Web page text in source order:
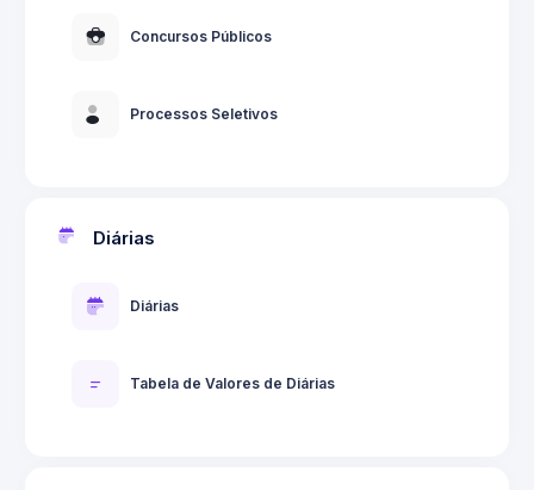
Concursos Públicos
Processos Seletivos
Diárias
Diárias
Tabela de Valores de Diárias